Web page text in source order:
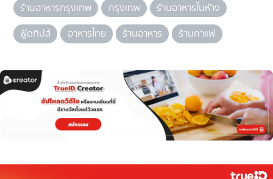
ร้านอาหารกรุงเทพ
กรุงเทพ
ร้านอาหารในห้าง
ฟู้ดทิปส์
อาหารไทย ร้านอาหาร ร้านกาแฟ